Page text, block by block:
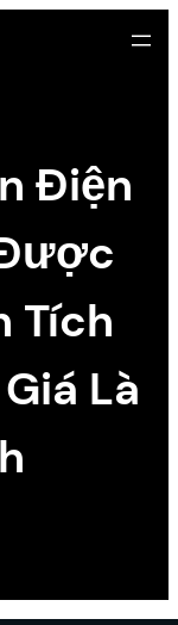
Điện
Tích
Là